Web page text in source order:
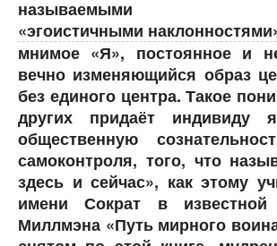
называемыми
«эгоистичными
мнимое «Я», постоянное и
вечно изменяющийся образ
без единого центра. Такое
других придаёт индивиду
общественную
самоконтроля, того, что
здесь и сейчас», как этому
имени Сократ в
Миллмэна «Путь мирного